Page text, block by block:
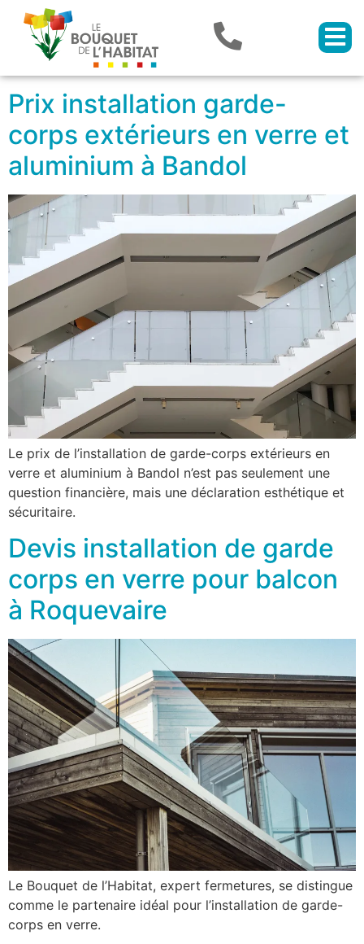
Prix installation garde-
corps extérieurs en verre et
aluminium à Bandol
Le prix de l’installation de garde-corps extérieurs en
verre et aluminium à Bandol n’est pas seulement une
question financière, mais une déclaration esthétique et
sécuritaire.
Devis installation de garde
corps en verre pour balcon
à Roquevaire
Le Bouquet de l’Habitat, expert fermetures, se distingue
comme le partenaire idéal pour l’installation de garde-
corps en verre.